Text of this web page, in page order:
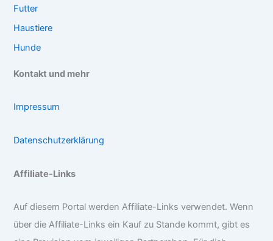
Futter
Haustiere
Hunde
Kontakt und mehr
Impressum
Datenschutzerklärung
Affiliate-Links
Auf diesem Portal werden Affiliate-Links verwendet. Wenn
über die Affiliate-Links ein Kauf zu Stande kommt, gibt es